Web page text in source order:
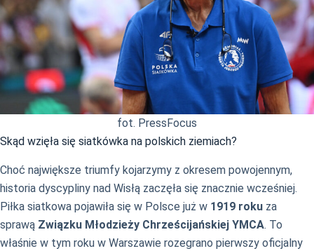
fot. PressFocus
Skąd wzięła się siatkówka na polskich ziemiach?
Choć największe triumfy kojarzymy z okresem powojennym,
historia dyscypliny nad Wisłą zaczęła się znacznie wcześniej.
Piłka siatkowa pojawiła się w Polsce już w 1919 roku za
sprawą Związku Młodzieży Chrześcijańskiej YMCA. To
właśnie w tym roku w Warszawie rozegrano pierwszy oficjalny